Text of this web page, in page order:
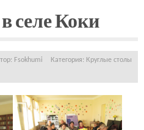
селе Коки
Fsokhumi Категория: Круглые столы